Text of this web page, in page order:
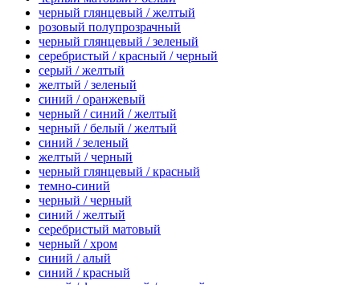
черный глянцевый / желтый
розовый полупрозрачный
черный глянцевый / зеленый
серебристый / красный / черный
серый / желтый
желтый / зеленый
синий / оранжевый
черный / синий / желтый
черный / белый / желтый
синий / зеленый
желтый / черный
черный глянцевый / красный
темно-синий
черный / черный
синий / желтый
серебристый матовый
черный / хром
синий / алый
синий / красный